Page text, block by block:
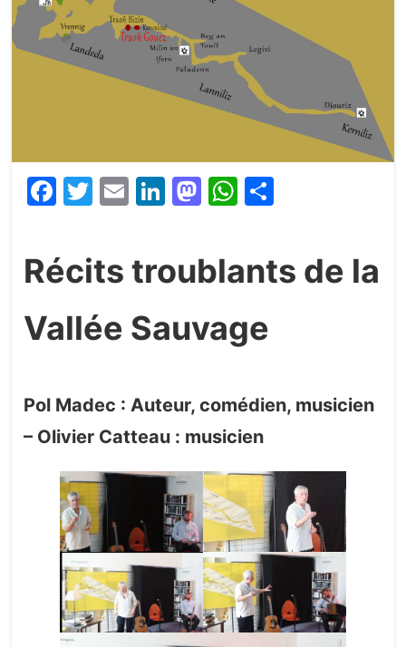
Facebook
Twitter
EmailLinkedIn
Mastodon
WhatsApp
Récits troublants de la
Vallée Sauvage
Pol Madec : Auteur, comédien, musicien
– Olivier Catteau : musicien